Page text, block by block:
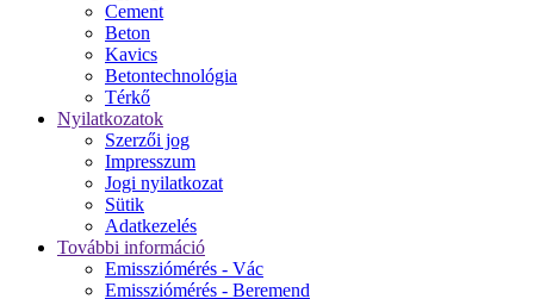
Cement
Beton
Kavics
Betontechnológia
Térkő
Nyilatkozatok
Szerzői jog
Impresszum
Jogi nyilatkozat
Sütik
Adatkezelés
További információ
Emissziómérés - Vác
Emissziómérés - Beremend